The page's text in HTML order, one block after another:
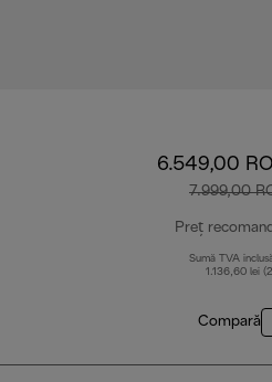
6.549,00
7.999,00
Preț
Sumă TVA
1.136,60 lei
Compară